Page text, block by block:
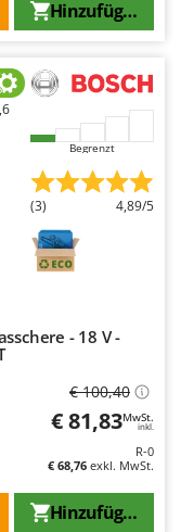
Hinzufügen
Begrenzt
(3) 4,89/5
- 18 V -
€ 100,40
€ 81,83MwSt.
inkl.
R-0
€ 68,76 exkl. MwSt.
Hinzufügen